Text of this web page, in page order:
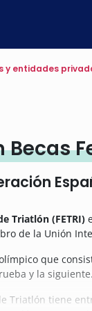
y entidades
Triatlón (FETRI)
de la Unión
que
y la siguiente.
Triatlón tiene